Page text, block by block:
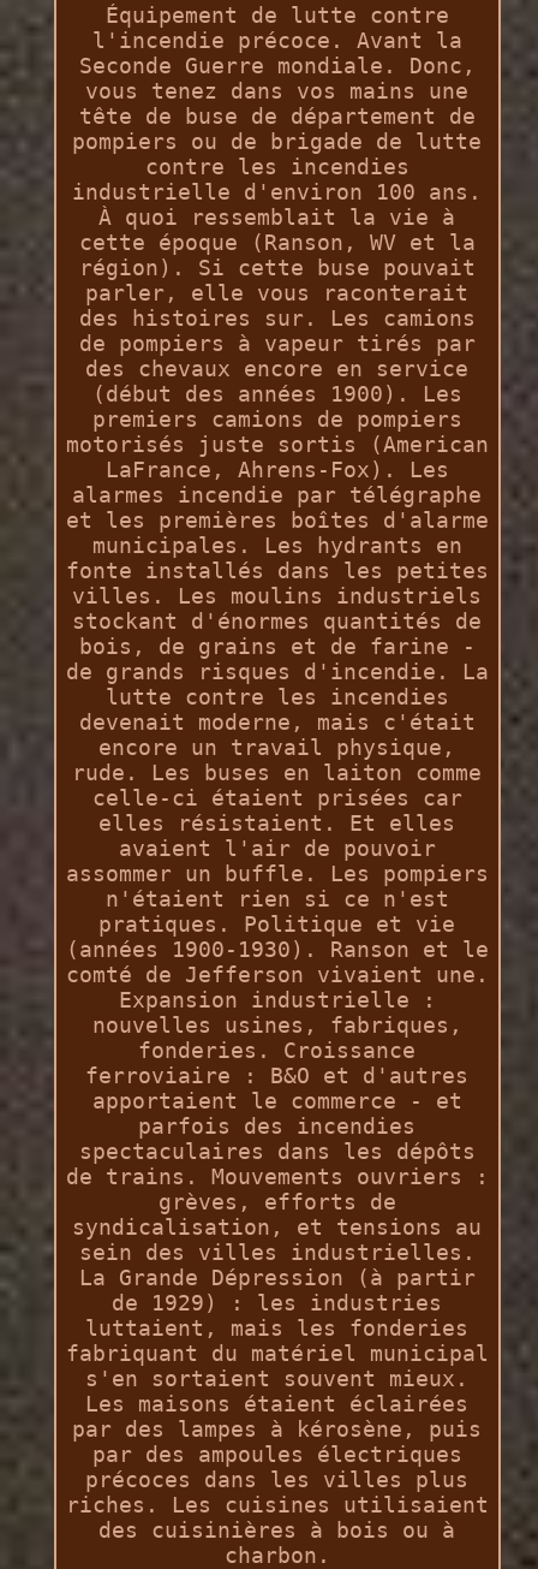
Équipement de lutte contre
l'incendie précoce. Avant la
Seconde Guerre mondiale. Donc,
vous tenez dans vos mains une
tête de buse de département de
pompiers ou de brigade de lutte
contre les incendies
industrielle d'environ 100 ans.
À quoi ressemblait la vie à
cette époque (Ranson, WV et la
région). Si cette buse pouvait
parler, elle vous raconterait
des histoires sur. Les camions
de pompiers à vapeur tirés par
des chevaux encore en service
(début des années 1900). Les
premiers camions de pompiers
motorisés juste sortis (American
LaFrance, Ahrens-Fox). Les
alarmes incendie par télégraphe
et les premières boîtes d'alarme
municipales. Les hydrants en
fonte installés dans les petites
villes. Les moulins industriels
stockant d'énormes quantités de
bois, de grains et de farine -
de grands risques d'incendie. La
lutte contre les incendies
devenait moderne, mais c'était
encore un travail physique,
rude. Les buses en laiton comme
celle-ci étaient prisées car
elles résistaient. Et elles
avaient l'air de pouvoir
assommer un buffle. Les pompiers
n'étaient rien si ce n'est
pratiques. Politique et vie
(années 1900-1930). Ranson et le
comté de Jefferson vivaient une.
Expansion industrielle :
nouvelles usines, fabriques,
fonderies. Croissance
ferroviaire : B&O et d'autres
apportaient le commerce - et
parfois des incendies
spectaculaires dans les dépôts
de trains. Mouvements ouvriers :
grèves, efforts de
syndicalisation, et tensions au
sein des villes industrielles.
La Grande Dépression (à partir
de 1929) : les industries
luttaient, mais les fonderies
fabriquant du matériel municipal
s'en sortaient souvent mieux.
Les maisons étaient éclairées
par des lampes à kérosène, puis
par des ampoules électriques
précoces dans les villes plus
riches. Les cuisines utilisaient
des cuisinières à bois ou à
charbon.